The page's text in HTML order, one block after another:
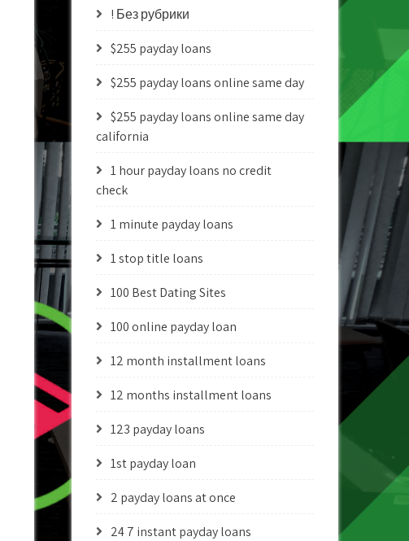
! Без рубрики
$255 payday loans
$255 payday loans online same day
$255 payday loans online same day
california
1 hour payday loans no credit
check
1 minute payday loans
1 stop title loans
100 Best Dating Sites
100 online payday loan
12 month installment loans
12 months installment loans
123 payday loans
1st payday loan
2 payday loans at once
24 7 instant payday loans